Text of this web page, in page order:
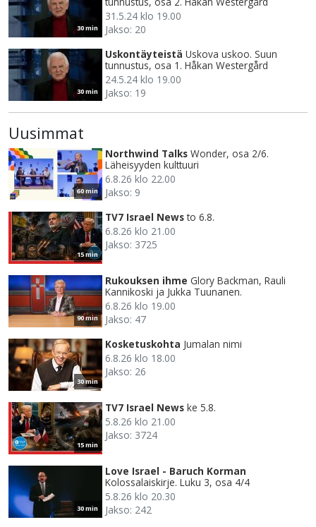
30 min
31.5.24 klo 19.00
Jakso: 20
30 min
Uskontäyteistä Uskova uskoo. Suun
tunnustus, osa 1. Håkan Westergård
24.5.24 klo 19.00
Jakso: 19
Uusimmat
60 min
Northwind Talks Wonder, osa 2/6.
Läheisyyden kulttuuri
6.8.26 klo 22.00
Jakso: 9
15 min
TV7 Israel News to 6.8.
6.8.26 klo 21.00
Jakso: 3725
90 min
Rukouksen ihme Glory Backman, Rauli
Kannikoski ja Jukka Tuunanen.
6.8.26 klo 19.00
Jakso: 47
30 min
Kosketuskohta Jumalan nimi
6.8.26 klo 18.00
Jakso: 26
15 min
TV7 Israel News ke 5.8.
5.8.26 klo 21.00
Jakso: 3724
30 min
Love Israel - Baruch Korman
Kolossalaiskirje. Luku 3, osa 4/4
5.8.26 klo 20.30
Jakso: 242